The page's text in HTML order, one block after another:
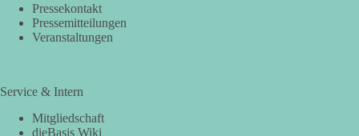
Pressekontakt
Pressemitteilungen
Veranstaltungen
Service & Intern
Mitgliedschaft
dieBasis Wiki